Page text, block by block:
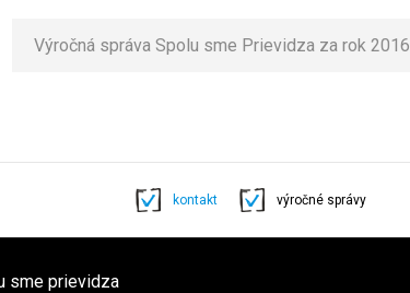
Výročná správa Spolu sme Prievidza za rok 2016
kontakt výročné správy
sme prievidza